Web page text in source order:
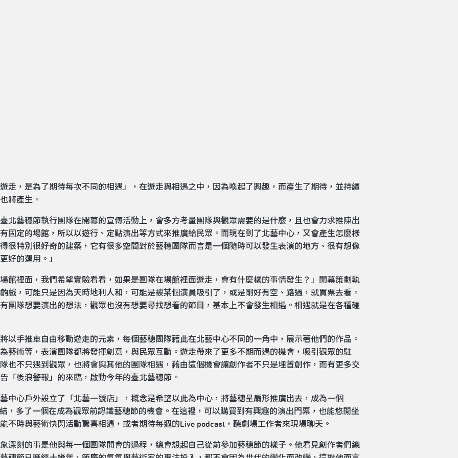
走，是為了期待每次不同的相遇」，在遊走與相遇之中，因為喚起了興趣，而產生了期待，並持續
將產生。
北藝穗節執行團隊在開幕的宣傳活動上，會多方考量團隊與觀眾需要的是什麼，且也會力求推陳出
固定的場館，所以以遊行、定點演出等方式來推廣給民眾。而現在到了北藝中心，又會產生怎麼樣
很特別很好奇的建築，它有很多空間對於藝穗團隊而言是一個隨時可以發生表演的地方、很有想像
好的運用。」
館裡面，我們希望實驗看看，如果是團隊在場館裡面遊走，會有什麼樣的事情發生？」開幕策劃執
戲，可能只是因為天時地利人和，可能是被某個演員吸引了，或是剛好有空、路過，就買票去看。
團隊想要演出的想法，觀眾也沒有想要尋找想看的節目，基本上不會發生相遇。相遇就是在各種碰
以手推車自由移動遊走的元素，每個藝穗團隊藉此在北藝中心不同的一角中，展示著他們的作品。
藝術等，表演團隊都將發揮創意，與民眾互動。遊走帶來了更多不期而遇的機會，吸引觀眾的駐
也不只遇到觀眾，也將會與其他的團隊相遇，藉由這個機會讓創作者不只是埋首創作，而有更多交
「後浪警報」的來臨，啟動今年的臺北藝穗節。
中心戶外設立了「北藝一號店」，概念是希望以此為中心，將藝穗呈扇形推廣出去，成為一個
，多了一個在成為觀眾前認識藝穗節的機會。在這裡，可以購買到有興趣的演出門票，也能悠閒坐
不時與藝術快閃活動驚喜相遇，或者期待每週的Live podcast，聽劇場工作者來現場聊天。
深刻的事是他與每一個團隊開會的過程，總會想起自己從前參加藝穗節的樣子。他看見創作者們總